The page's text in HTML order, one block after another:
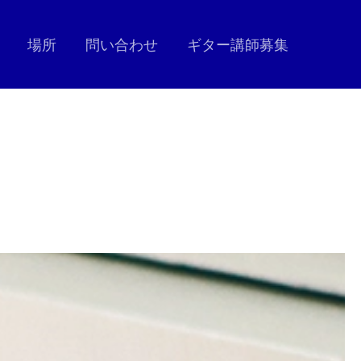
場所 問い合わせ ギター講師募集